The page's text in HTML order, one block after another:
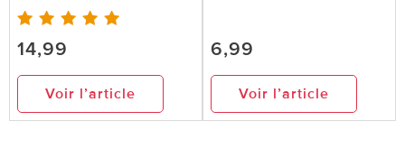
14,99
Voir l’article
6,99
Voir l’article